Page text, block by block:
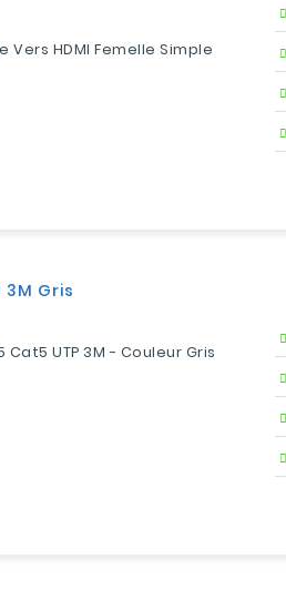
Vers HDMI Femelle Simple
3M Gris
Cat5 UTP 3M - Couleur Gris